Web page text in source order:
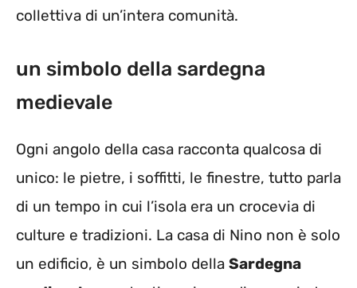
collettiva di un’intera comunità.
un simbolo della sardegna
medievale
Ogni angolo della casa racconta qualcosa di
unico: le pietre, i soffitti, le finestre, tutto parla
di un tempo in cui l’isola era un crocevia di
culture e tradizioni. La casa di Nino non è solo
un edificio, è un simbolo della Sardegna